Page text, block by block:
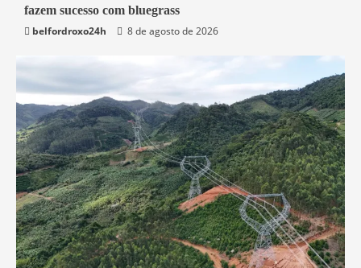
Mundo
fazem sucesso com bluegrass
belfordroxo24h
8 de agosto de 2026